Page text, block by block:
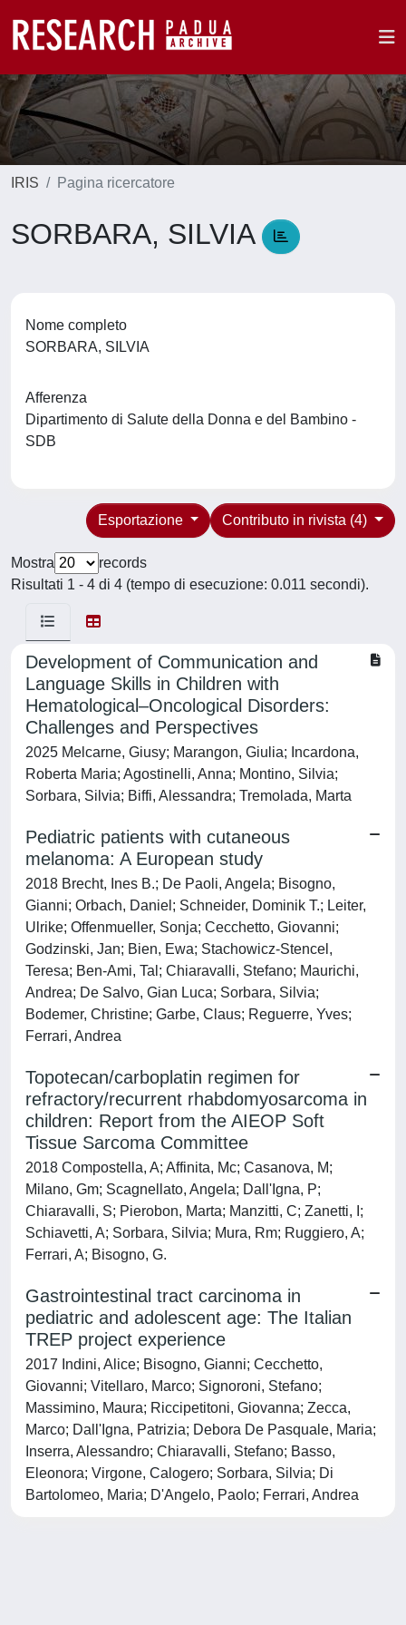
IRIS Pagina ricercatore
SORBARA, SILVIA
Nome completo
SORBARA, SILVIA
Afferenza
Dipartimento di Salute della Donna e del Bambino -
SDB
Contributo in rivista (4)
Esportazione
Mostra
records
Risultati 1 - 4 di 4 (tempo di esecuzione: 0.011 secondi).
Development of Communication and
Language Skills in Children with
Hematological–Oncological Disorders:
Challenges and Perspectives
2025 Melcarne, Giusy; Marangon, Giulia; Incardona,
Roberta Maria; Agostinelli, Anna; Montino, Silvia;
Sorbara, Silvia; Biffi, Alessandra; Tremolada, Marta
Pediatric patients with cutaneous
melanoma: A European study
2018 Brecht, Ines B.; De Paoli, Angela; Bisogno,
Gianni; Orbach, Daniel; Schneider, Dominik T.; Leiter,
Ulrike; Offenmueller, Sonja; Cecchetto, Giovanni;
Godzinski, Jan; Bien, Ewa; Stachowicz-Stencel,
Teresa; Ben-Ami, Tal; Chiaravalli, Stefano; Maurichi,
Andrea; De Salvo, Gian Luca; Sorbara, Silvia;
Bodemer, Christine; Garbe, Claus; Reguerre, Yves;
Ferrari, Andrea
Topotecan/carboplatin regimen for
refractory/recurrent rhabdomyosarcoma in
children: Report from the AIEOP Soft
Tissue Sarcoma Committee
2018 Compostella, A; Affinita, Mc; Casanova, M;
Milano, Gm; Scagnellato, Angela; Dall'Igna, P;
Chiaravalli, S; Pierobon, Marta; Manzitti, C; Zanetti, I;
Schiavetti, A; Sorbara, Silvia; Mura, Rm; Ruggiero, A;
Ferrari, A; Bisogno, G.
Gastrointestinal tract carcinoma in
pediatric and adolescent age: The Italian
TREP project experience
2017 Indini, Alice; Bisogno, Gianni; Cecchetto,
Giovanni; Vitellaro, Marco; Signoroni, Stefano;
Massimino, Maura; Riccipetitoni, Giovanna; Zecca,
Marco; Dall'Igna, Patrizia; Debora De Pasquale, Maria;
Inserra, Alessandro; Chiaravalli, Stefano; Basso,
Eleonora; Virgone, Calogero; Sorbara, Silvia; Di
Bartolomeo, Maria; D'Angelo, Paolo; Ferrari, Andrea